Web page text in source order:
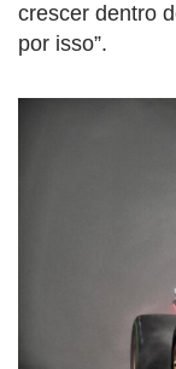
crescer dentro
por isso”.